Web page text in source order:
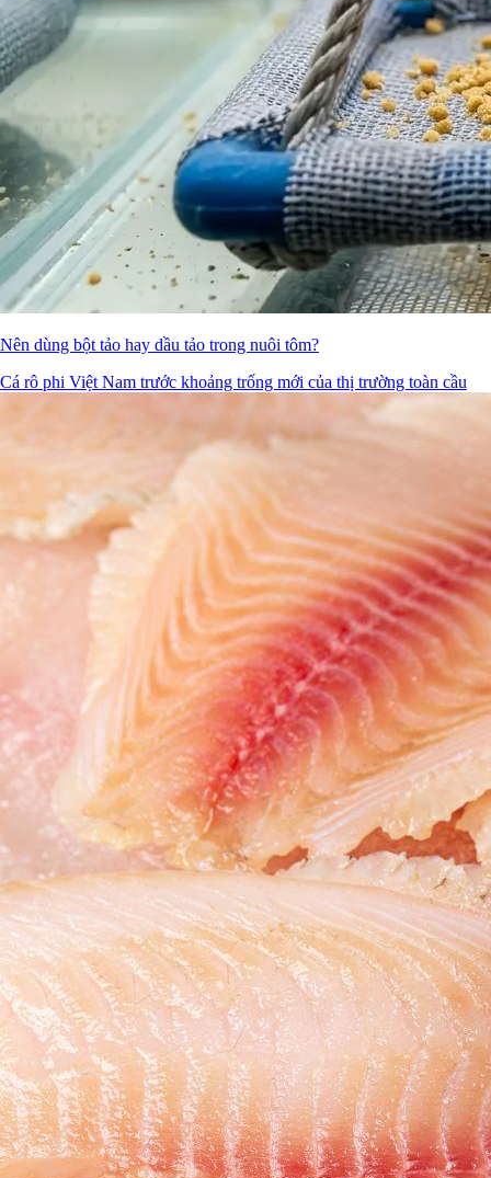
Nên dùng bột tảo hay dầu tảo trong nuôi tôm?
Cá rô phi Việt Nam trước khoảng trống mới của thị trường toàn cầu